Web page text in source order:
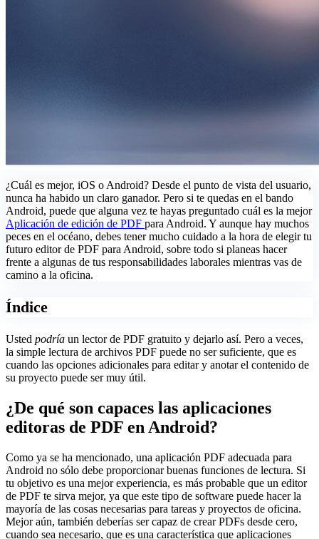
¿Cuál es mejor, iOS o Android? Desde el punto de vista del usuario,
nunca ha habido un claro ganador. Pero si te quedas en el bando
Android, puede que alguna vez te hayas preguntado cuál es la mejor
Aplicación de edición de PDF para Android. Y aunque hay muchos
peces en el océano, debes tener mucho cuidado a la hora de elegir tu
futuro editor de PDF para Android, sobre todo si planeas hacer
frente a algunas de tus responsabilidades laborales mientras vas de
camino a la oficina.
Índice
Usted podría un lector de PDF gratuito y dejarlo así. Pero a veces,
la simple lectura de archivos PDF puede no ser suficiente, que es
cuando las opciones adicionales para editar y anotar el contenido de
su proyecto puede ser muy útil.
¿De qué son capaces las aplicaciones
editoras de PDF en Android?
Como ya se ha mencionado, una aplicación PDF adecuada para
Android no sólo debe proporcionar buenas funciones de lectura. Si
tu objetivo es una mejor experiencia, es más probable que un editor
de PDF te sirva mejor, ya que este tipo de software puede hacer la
mayoría de las cosas necesarias para tareas y proyectos de oficina.
Mejor aún, también deberías ser capaz de crear PDFs desde cero,
cuando sea necesario, que es una característica que aplicaciones